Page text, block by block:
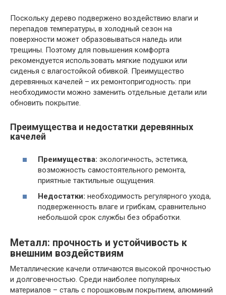
Поскольку дерево подвержено воздействию влаги и
перепадов температуры, в холодный сезон на
поверхности может образовываться наледь или
трещины. Поэтому для повышения комфорта
рекомендуется использовать мягкие подушки или
сиденья с влагостойкой обивкой. Преимущество
деревянных качелей – их ремонтопригодность: при
необходимости можно заменить отдельные детали или
обновить покрытие.
Преимущества и недостатки деревянных
качелей
Преимущества: экологичность, эстетика,
возможность самостоятельного ремонта,
приятные тактильные ощущения.
Недостатки: необходимость регулярного ухода,
подверженность влаге и грибкам, сравнительно
небольшой срок службы без обработки.
Металл: прочность и устойчивость к
внешним воздействиям
Металлические качели отличаются высокой прочностью
и долговечностью. Среди наиболее популярных
материалов – сталь с порошковым покрытием, алюминий